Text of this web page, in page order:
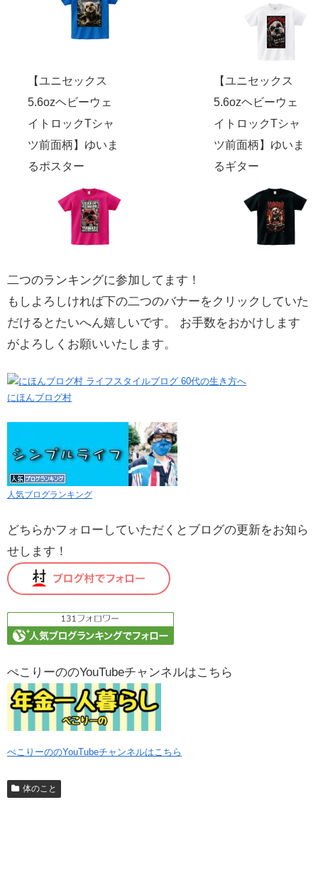
【ユニセックス
5.6ozヘビーウェ
イトロックTシャ
ツ前面柄】ゆいま
るポスター
【ユニセックス
5.6ozヘビーウェ
イトロックTシャ
ツ前面柄】ゆいま
るギター
二つのランキングに参加してます！
もしよろしければ下の二つのバナーをクリックしていた
だけるとたいへん嬉しいです。 お手数をおかけします
がよろしくお願いいたします。
にほんブログ村
人気ブログランキング
どちらかフォローしていただくとブログの更新をお知ら
せします！
ぺこりーののYouTubeチャンネルはこちら
ぺこりーののYouTubeチャンネルはこちら
体のこと